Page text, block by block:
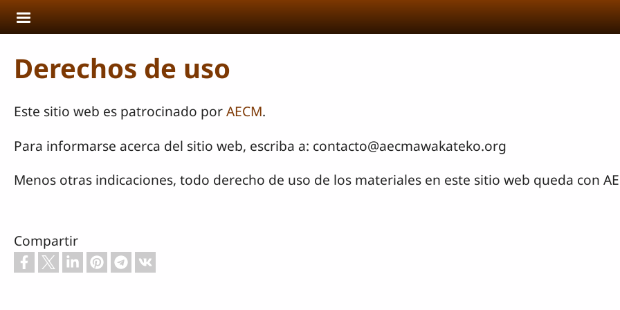
Pasar al contenido principal
Derechos de uso
Este sitio web es patrocinado porAECM.
Para informarse acerca del sitio web, escriba a: contacto@aecmawakateko.org
Menos otras indicaciones, todo derecho de uso de los materiales en este sitio web queda con
Compartir